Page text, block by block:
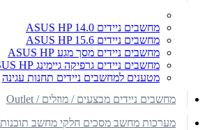
מחשבים ניידים ASUS HP 14.0
מחשבים ניידים ASUS HP 15.6
מחשבים ניידים מסך מגע ASUS HP
מחשבים ניידים גרפיקה גיימינג ASUS HP
מטענים למחשבים ניידים תחנות עגינה
מחשבים ניידים מבצעים / מוזלים / Outlet
מערכות מחשב מסכים חלקי מחשב תוכנות